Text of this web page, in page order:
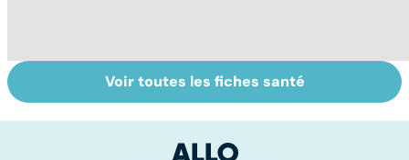
Violences
sexuelles :
Bien vivre la
ménopause
Voir toutes les fiches santé